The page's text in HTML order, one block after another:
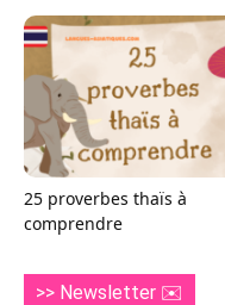
25 proverbes thaïs à
comprendre
>> Newsletter ✉️